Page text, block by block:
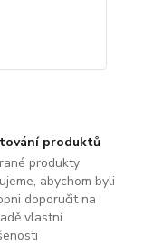
produktů
produkty
abychom byli
doporučit na
vlastní